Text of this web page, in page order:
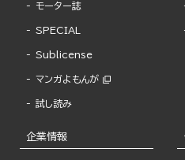
モーター誌
SPECIAL
Sublicense
マンガよもんが
試し読み
企業情報